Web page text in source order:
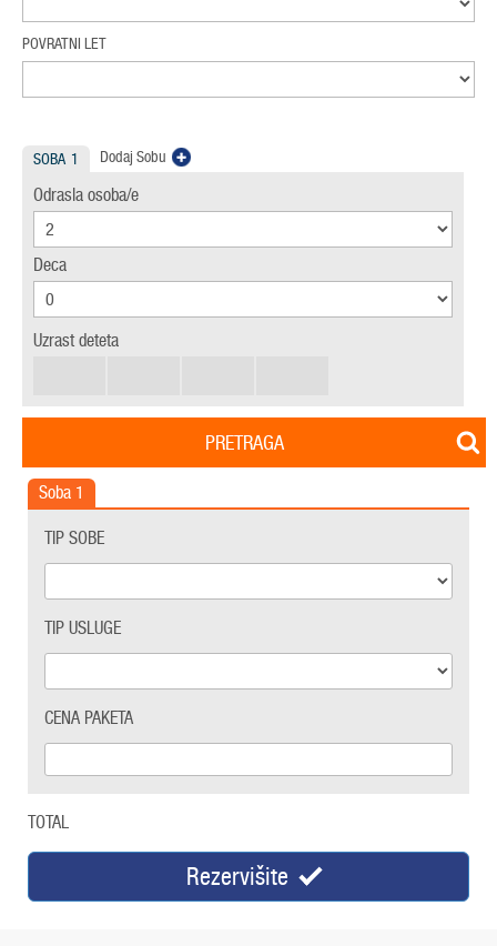
POVRATNI LET
SOBA 1 Dodaj Sobu
Odrasla osoba/e
Deca
Uzrast deteta
PRETRAGA
Soba 1
TIP SOBE
TIP USLUGE
CENA PAKETA
TOTAL
Rezervišite